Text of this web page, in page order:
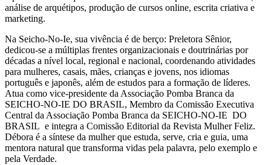
análise de arquétipos, produção de cursos online, escrita criativa e
marketing.
Na Seicho-No-Ie, sua vivência é de berço: Preletora Sênior,
dedicou-se a múltiplas frentes organizacionais e doutrinárias por
décadas a nível local, regional e nacional, coordenando atividades
para mulheres, casais, mães, crianças e jovens, nos idiomas
português e japonês, além de estudos para a formação de líderes.
Atua como vice-presidente da Associação Pomba Branca da
SEICHO-NO-IE DO BRASIL, Membro da Comissão Executiva
Central da Associação Pomba Branca da SEICHO-NO-IE DO
BRASIL e integra a Comissão Editorial da Revista Mulher Feliz.
Débora é a síntese da mulher que estuda, serve, cria e guia, uma
mentora natural que transforma vidas pela palavra, pelo exemplo e
pela Verdade.